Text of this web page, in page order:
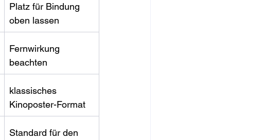
Platz für Bindung
oben lassen
Fernwirkung
beachten
klassisches
Kinoposter-Format
Standard für den